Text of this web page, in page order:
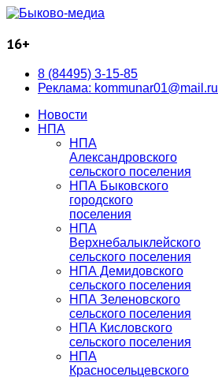
16+
8 (84495) 3-15-85
Реклама: kommunar01@mail.ru
Новости
НПА
НПА
Александровского
сельского поселения
НПА Быковского
городского
поселения
НПА
Верхнебалыклейского
сельского поселения
НПА Демидовского
сельского поселения
НПА Зеленовского
сельского поселения
НПА Кисловского
сельского поселения
НПА
Красносельцевского